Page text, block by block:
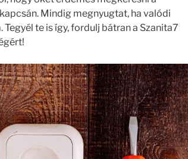
Mindig megnyugtat, ha valódi
te is így, fordulj bátran a Szanita7